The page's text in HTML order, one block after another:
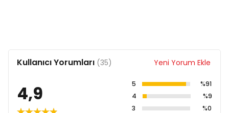
Kullanıcı Yorumları (35) Yeni Yorum Ekle
4,9 5
%91
4
%9
3
%0